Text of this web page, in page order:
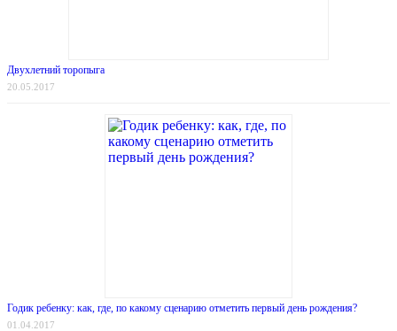
Двухлетний торопыга
20.05.2017
Годик ребенку: как, где, по какому сценарию отметить первый день рождения?
01.04.2017